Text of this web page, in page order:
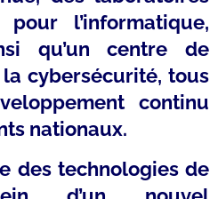
l’informatique,
qu’un centre de
cybersécurité, tous
continu
nationaux.
des technologies de